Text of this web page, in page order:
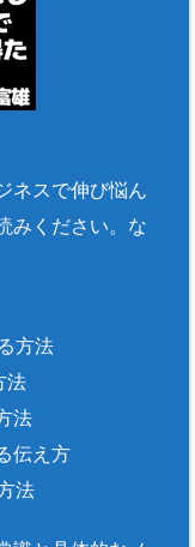
ネスで伸び悩ん
みください。な
方法
法
法
伝え方
法